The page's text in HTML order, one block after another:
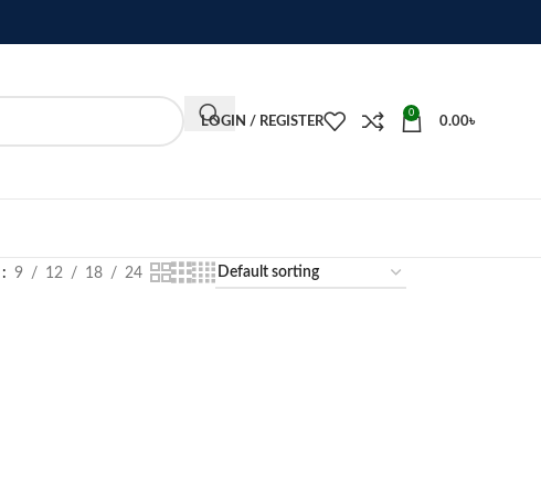
LOGIN / REGISTER
0
0.00৳
9 12 18 24